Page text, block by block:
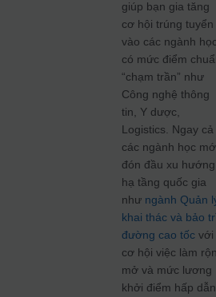
giúp bạn gia tăng
cơ hội trúng tuyển
vào các ngành học
có mức điểm
“chạm trần” như
Công nghệ thông
tin, Y dược,
Logistics. Ngay cả
các ngành học
đón đầu xu hướng
hạ tầng quốc gia
như ngành Quản
khai thác và bảo
đường cao tốc với
cơ hội việc làm
mở và mức lương
khởi điểm hấp dẫn